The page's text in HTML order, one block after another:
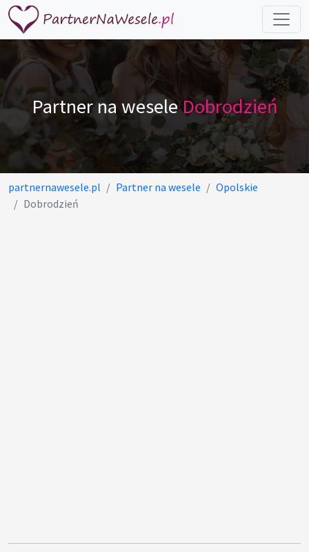
Partner na weseleDobrodzień
partnernawesele.pl Partner na wesele
Opolskie
Dobrodzień